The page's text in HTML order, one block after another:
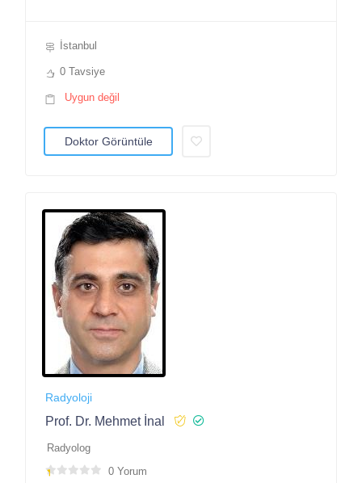
İstanbul
0 Tavsiye
Uygun değil
Doktor Görüntüle
Radyoloji
Prof. Dr. Mehmet İnal
Radyolog
0 Yorum